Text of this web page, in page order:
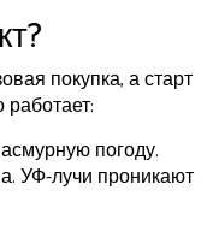
покупка, а старт
погоду.
УФ-лучи проникают